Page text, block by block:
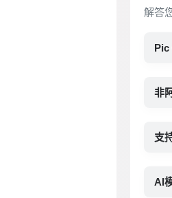
解答
Pic
非
支
AI